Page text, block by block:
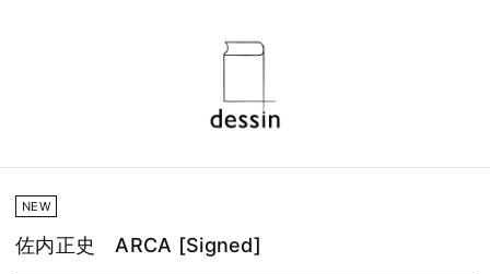
NEW
佐内正史 ARCA [Signed]